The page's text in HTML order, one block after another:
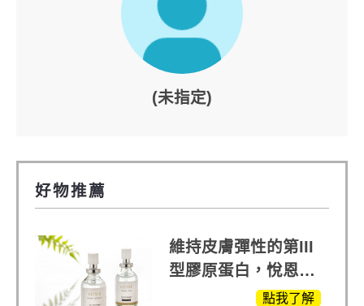
(未指定)
好物推薦
維持皮膚彈性的第III
型膠原蛋白，悅恩詩
給予寶寶般的肌膚感
點我了解